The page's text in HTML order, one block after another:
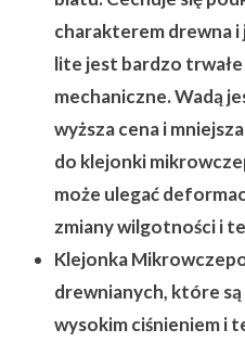
charakterem drewna i
lite jest bardzo
mechaniczne. Wadą
wyższa cena i
do klejonki
może ulegać
zmiany wilgotności i
Klejonka
drewnianych, które
wysokim ciśnieniem i